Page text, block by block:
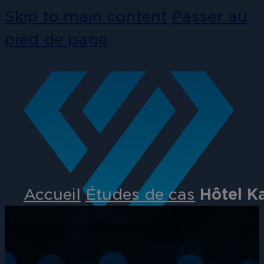
Accueil Études de cas Hôtel